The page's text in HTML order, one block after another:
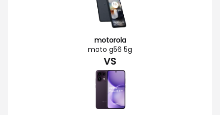
motorola
moto g56 5g
VS